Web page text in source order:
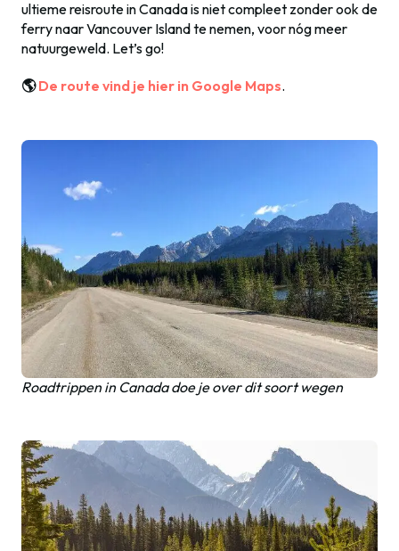
ultieme reisroute in Canada is niet compleet zonder ook de
ferry naar Vancouver Island te nemen, voor nóg meer
natuurgeweld. Let’s go!
🌎 De route vind je hier in Google Maps.
Roadtrippen in Canada doe je over dit soort wegen